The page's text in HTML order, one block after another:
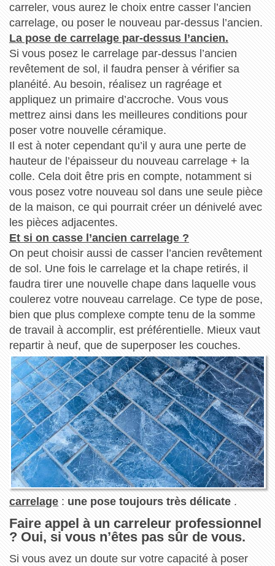
carreler, vous aurez le choix entre casser l’ancien
carrelage, ou poser le nouveau par-dessus l’ancien.
La pose de carrelage par-dessus l’ancien.
Si vous posez le carrelage par-dessus l’ancien
revêtement de sol, il faudra penser à vérifier sa
planéité. Au besoin, réalisez un ragréage et
appliquez un primaire d’accroche. Vous vous
mettrez ainsi dans les meilleures conditions pour
poser votre nouvelle céramique.
Il est à noter cependant qu’il y aura une perte de
hauteur de l’épaisseur du nouveau carrelage + la
colle. Cela doit être pris en compte, notamment si
vous posez votre nouveau sol dans une seule pièce
de la maison, ce qui pourrait créer un dénivelé avec
les pièces adjacentes.
Et si on casse l’ancien carrelage ?
On peut choisir aussi de casser l’ancien revêtement
de sol. Une fois le carrelage et la chape retirés, il
faudra tirer une nouvelle chape dans laquelle vous
coulerez votre nouveau carrelage. Ce type de pose,
bien que plus complexe compte tenu de la somme
de travail à accomplir, est préférentielle. Mieux vaut
repartir à neuf, que de superposer les couches.
carrelage: une pose toujours très délicate.
Faire appel à un carreleur professionnel
? Oui, si vous n’êtes pas sûr de vous.
Si vous avez un doute sur votre capacité à poser